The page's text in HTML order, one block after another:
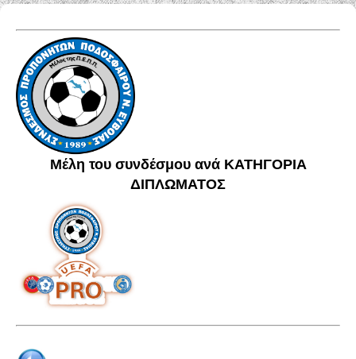
Μέλη του συνδέσμου ανά ΚΑΤΗΓΟΡΙΑ
ΔΙΠΛΩΜΑΤΟΣ